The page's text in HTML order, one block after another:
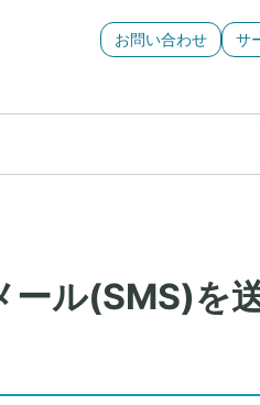
お問い合わせ サ
ール(SMS)を